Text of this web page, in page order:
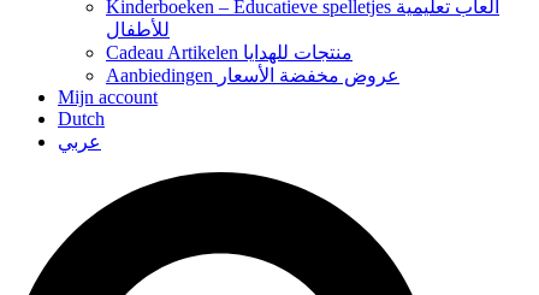
Kinderboeken – Educatieve spelletjes ألعاب تعليمية
للأطفال
Cadeau Artikelen منتجات للهدايا
Aanbiedingen عروض مخفضة الأسعار
Mijn account
Dutch
عربي